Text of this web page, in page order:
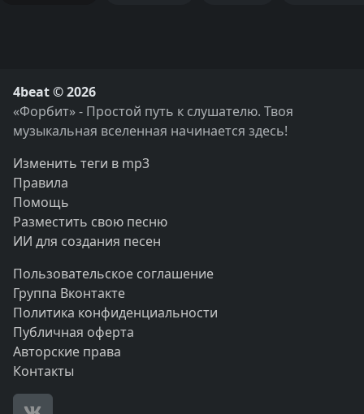
4beat © 2026
«Форбит» - Простой путь к слушателю. Твоя
музыкальная вселенная начинается здесь!
Изменить теги в mp3
Правила
Помощь
Разместить свою песню
ИИ для создания песен
Пользовательское соглашение
Группа Вконтакте
Политика конфиденциальности
Публичная оферта
Авторские права
Контакты